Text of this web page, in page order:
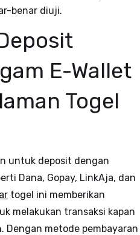
benar diuji.
E-Wallet
Togel
untuk deposit dengan
Dana, Gopay, LinkAja, dan
togel ini memberikan
melakukan transaksi kapan
Dengan metode pembayaran